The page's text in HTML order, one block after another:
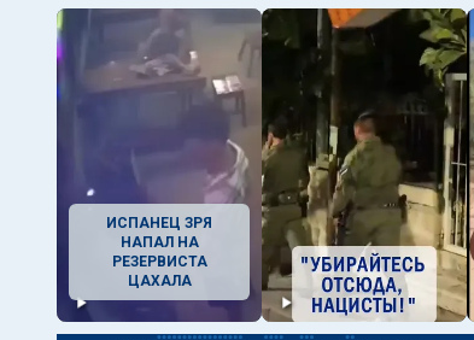
ИСПАНЕЦ ЗРЯ
НАПАЛ НА
РЕЗЕРВИСТА
ЦАХАЛА